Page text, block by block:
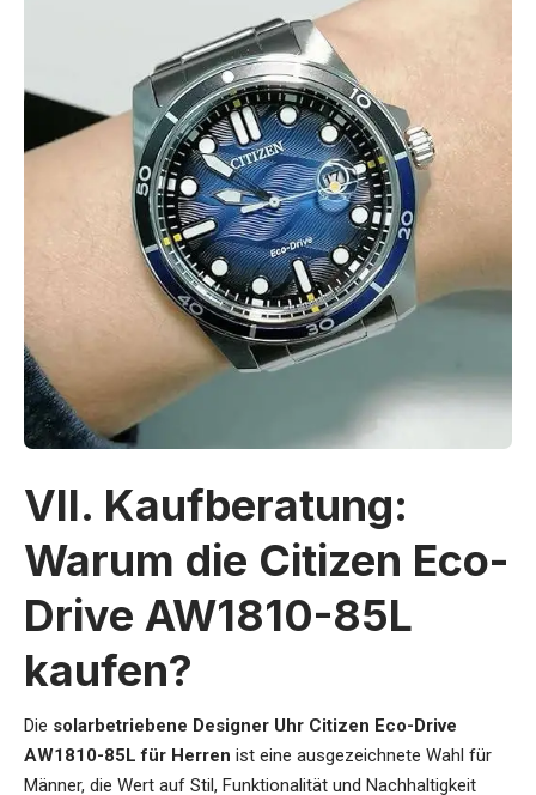
VII. Kaufberatung:
Warum die Citizen Eco-
Drive AW1810-85L
kaufen?
Die solarbetriebene Designer Uhr Citizen Eco-Drive
AW1810-85L für Herren ist eine ausgezeichnete Wahl für
Männer, die Wert auf Stil, Funktionalität und Nachhaltigkeit